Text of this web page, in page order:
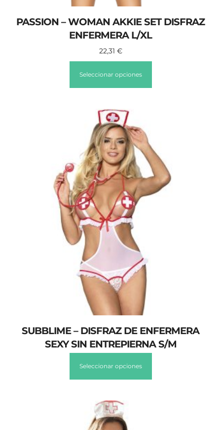
PASSION – WOMAN AKKIE SET DISFRAZ
ENFERMERA L/XL
22,31 €
Seleccionar opciones
SUBBLIME – DISFRAZ DE ENFERMERA
SEXY SIN ENTREPIERNA S/M
Seleccionar opciones